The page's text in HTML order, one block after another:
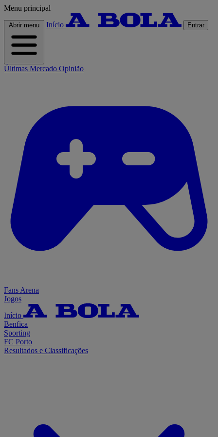
Menu principal
Abrir menu Início Entrar
Últimas Mercado Opinião
Fans Arena
Jogos
Início
Benfica
Sporting
FC Porto
Resultados e Classificações